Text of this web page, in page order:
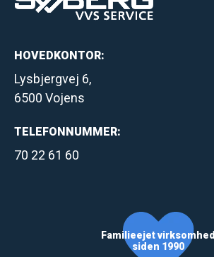
HOVEDKONTOR:
Lysbjergvej 6,
6500 Vojens
TELEFONNUMMER:
70 22 61 60
Familieejet virksomhed
siden 1990